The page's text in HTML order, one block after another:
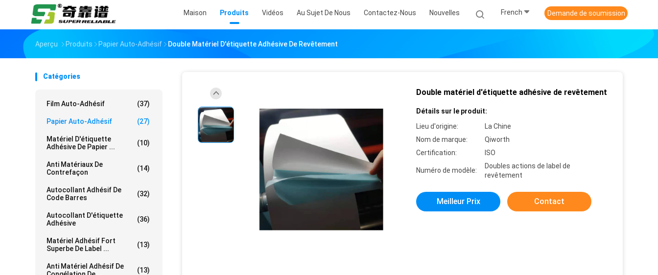
Maison Produits Vidéos Au Sujet De Nous Contactez-Nous Nouvelles French Demande de soumission
Aperçu Produits Papier Auto-Adhésif Double Matériel D'étiquette Adhésive De Revêtement
Catégories
Film Auto-Adhésif (37)
Papier Auto-Adhésif (27)
Matériel D'étiquette
Adhésive De Papier ...
(10)
Anti Matériaux De
Contrefaçon
(14)
Autocollant Adhésif De
Code Barres
(32)
Autocollant D'étiquette
Adhésive
(36)
Matériel Adhésif Fort
Superbe De Label ...
(13)
Anti Matériel Adhésif De
(13)
Double matériel d'étiquette adhésive de revêtement
Détails sur le produit:
Lieu d'origine:
La Chine
Nom de marque:
Qiworth
Certification:
ISO
Numéro de modèle:
Doubles actions de label de
revêtement
Meilleur Prix Contact